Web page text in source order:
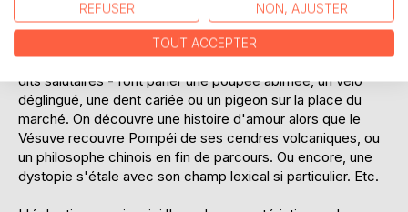
Qu'à cela ne tienne ! L'auteur se plaît - et il le clame ! - à
reprendre son ébauche et à se laisser porter par tout ce
que son esprit présente à sa plume. De curieux transferts -
dits salutaires - font parler une poupée abîmée, un vélo
déglingué, une dent cariée ou un pigeon sur la place du
marché. On découvre une histoire d'amour alors que le
Vésuve recouvre Pompéi de ses cendres volcaniques, ou
un philosophe chinois en fin de parcours. Ou encore, une
dystopie s'étale avec son champ lexical si particulier. Etc.
REFUSER NON, AJUSTER
TOUT ACCEPTER